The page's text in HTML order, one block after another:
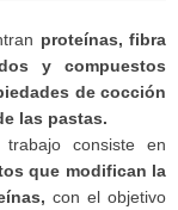
proteínas, fibra
y compuestos
de cocción
las pastas.
consiste en
que modifican la
con el objetivo